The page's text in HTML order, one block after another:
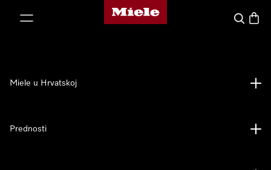
Miele početna stranica
Pretraga
Miele u Hrvatskoj
Prednosti